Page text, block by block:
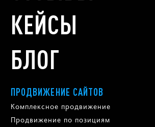
КЕЙСЫ
БЛОГ
ПРОДВИЖЕНИЕ САЙТОВ
Комплексное продвижение
Продвижение по позициям